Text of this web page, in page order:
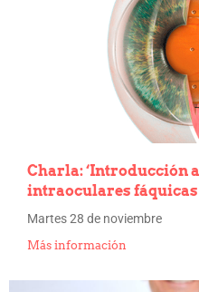
Charla: ‘Introducción
intraoculares fáquicas
Martes 28 de noviembre
Más información